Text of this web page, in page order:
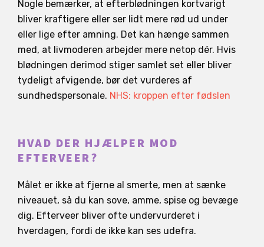
Nogle bemærker, at efterblødningen kortvarigt
bliver kraftigere eller ser lidt mere rød ud under
eller lige efter amning. Det kan hænge sammen
med, at livmoderen arbejder mere netop dér. Hvis
blødningen derimod stiger samlet set eller bliver
tydeligt afvigende, bør det vurderes af
sundhedspersonale. NHS: kroppen efter fødslen
HVAD DER HJÆLPER MOD
EFTERVEER?
Målet er ikke at fjerne al smerte, men at sænke
niveauet, så du kan sove, amme, spise og bevæge
dig. Efterveer bliver ofte undervurderet i
hverdagen, fordi de ikke kan ses udefra.